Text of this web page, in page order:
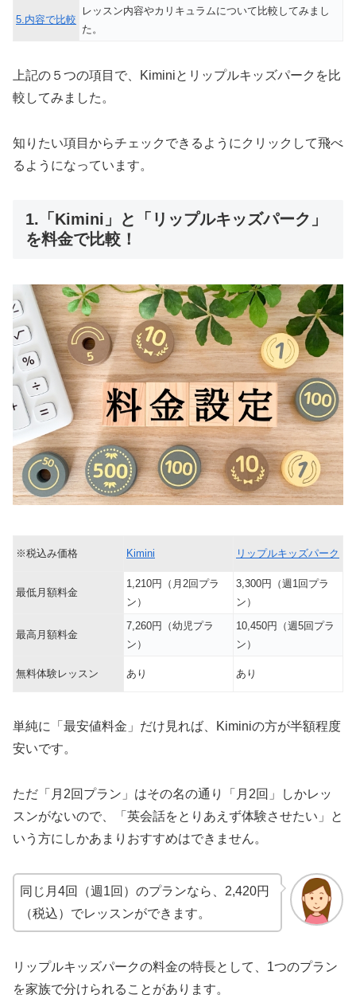
5.内容で比較
レッスン内容やカリキュラムについて比較してみまし
た。
上記の５つの項目で、Kiminiとリップルキッズパークを比
較してみました。
知りたい項目からチェックできるようにクリックして飛べ
るようになっています。
1.「Kimini」と「リップルキッズパーク」
を料金で比較！
※税込み価格 Kimini リップルキッズパーク
最低月額料金
1,210円（月2回プラ
ン）
3,300円（週1回プラ
ン）
最高月額料金
7,260円（幼児プラ
ン）
10,450円（週5回プラ
ン）
無料体験レッスン あり あり
単純に「最安値料金」だけ見れば、Kiminiの方が半額程度
安いです。
ただ「月2回プラン」はその名の通り「月2回」しかレッ
スンがないので、「英会話をとりあえず体験させたい」と
いう方にしかあまりおすすめはできません。
同じ月4回（週1回）のプランなら、2,420円
（税込）でレッスンができます。
リップルキッズパークの料金の特長として、1つのプラン
を家族で分けられることがあります。